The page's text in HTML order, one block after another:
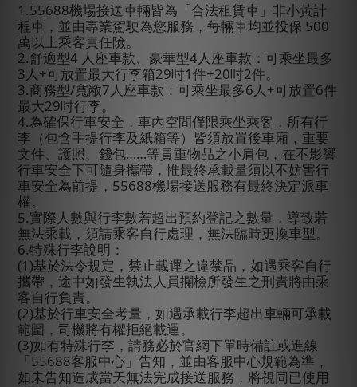
1.55688機場接送車輛皆為「合法租賃車」非小黃計
程車，並由專業駕駛為您服務，每輛車均並投保 500
萬以上乘客責任險。
2.舒適型4 人座車款、豪華型4人座車款：可乘坐最多
3人+可放置最大行李箱29吋1件+20吋2件。
3.商務型/寬敝7人座車款：可乘坐最多6人+可放置6件
最大29吋行李。
4.為確保行車安全，車內空間僅限乘坐乘客，所有行
李（包含手提行李及紙箱等）皆須放置後車廂，重要
文件、護照、錢包……等貴重物品之小肩包，在不影響
行車安全下可隨身攜帶，惟最終承載量須以不妨害行
車安全為前提， 55688機場接送服務有最終決定派車
權。
5.實際人數與行李數若超出預約登記之數量，導致若
無法乘載，須請乘客自行處理，無法臨時更換車型。
6.特殊行李說明：
(1)基於法令規定，禁止載運之違禁品，如遇乘客自行
攜帶，途中如發生執法人員攔檢所發生之刑責將由乘
客自行負責。
(2)基於行車安全考量，如遇承載行李超出車輛可承載
範圍，司機將有權拒絕載運。
(3)如有特殊行李，請務必於官網下單時備註或進線
「55688客服中心」告知，並由客服中心規範為準，
如未告知造成當天無法完成接送服務，將視同已使用